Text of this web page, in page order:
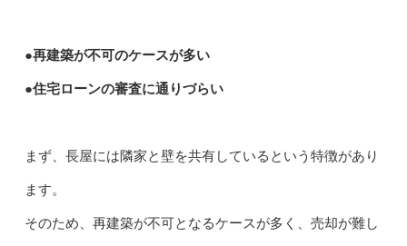
●再建築が不可のケースが多い
●住宅ローンの審査に通りづらい
まず、長屋には隣家と壁を共有しているという特徴があり
ます。
そのため、再建築が不可となるケースが多く、売却が難し